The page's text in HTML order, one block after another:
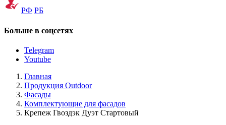
РФ РБ
Больше в соцсетях
Telegram
Youtube
Главная
Продукция Outdoor
Фасады
Комплектующие для фасадов
Крепеж Гвоздэк Дуэт Стартовый